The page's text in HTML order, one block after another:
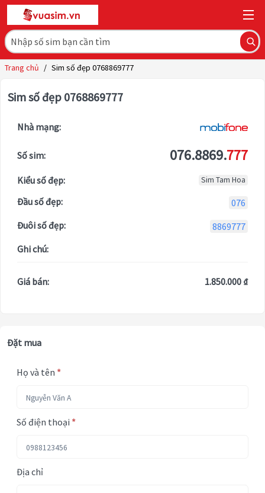
Trang chủ / Sim số đẹp 0768869777
Sim số đẹp 0768869777
Nhà mạng:
Số sim: 076.8869.777
Kiểu số đẹp: Sim Tam Hoa
Đầu số đẹp:
076
Đuôi số đẹp:
8869777
Ghi chú:
Giá bán: 1.850.000 ₫
Đặt mua
Họ và tên *
Số điện thoại *
Địa chỉ